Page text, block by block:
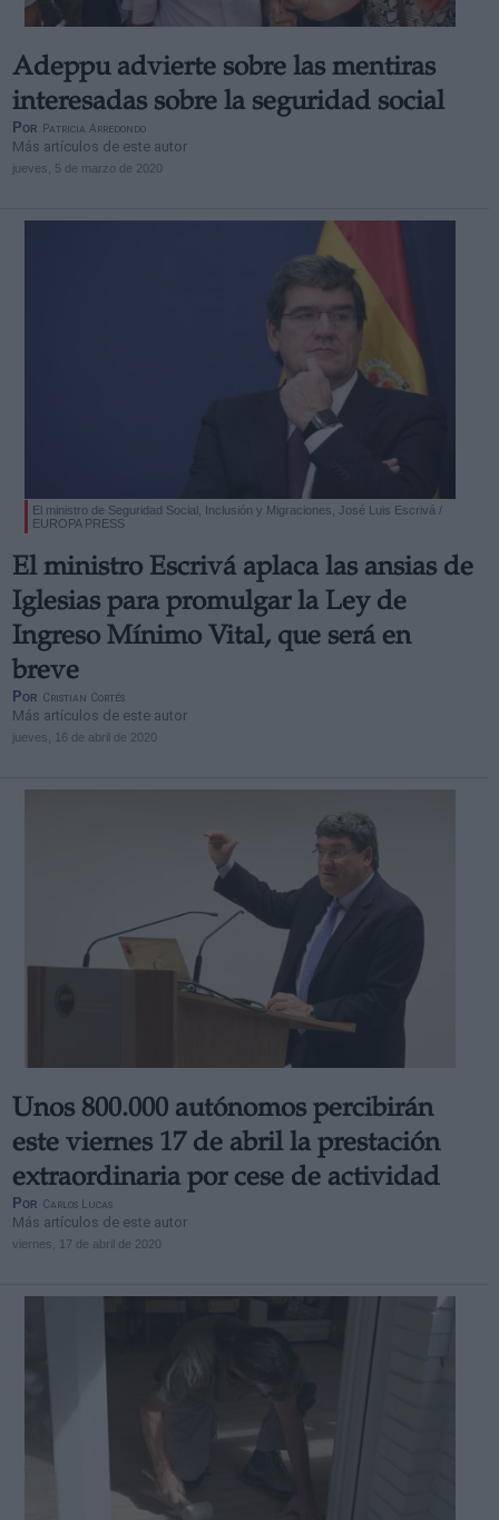
Adeppu advierte sobre las mentiras
interesadas sobre la seguridad social
Por Patricia Arredondo
Más artículos de este autor
jueves, 5 de marzo de 2020
El ministro de Seguridad Social, Inclusión y Migraciones, José Luis Escrivá /
EUROPA PRESS
El ministro Escrivá aplaca las ansias de
Iglesias para promulgar la Ley de
Ingreso Mínimo Vital, que será en
breve
Por Cristian Cortés
Más artículos de este autor
jueves, 16 de abril de 2020
Unos 800.000 autónomos percibirán
este viernes 17 de abril la prestación
extraordinaria por cese de actividad
Por Carlos Lucas
Más artículos de este autor
viernes, 17 de abril de 2020